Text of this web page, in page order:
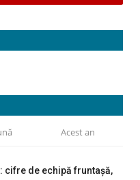
Acest an
cifre de echipă fruntașă,